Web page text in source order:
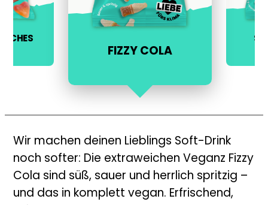
FIZZY COLA
Wir machen deinen Lieblings Soft-Drink
noch softer: Die extraweichen Veganz Fizzy
Cola sind süß, sauer und herrlich spritzig –
und das in komplett vegan. Erfrischend,